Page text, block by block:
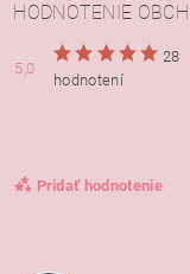
HODNOTENIE
5,0
28
hodnotení
Pridať hodnotenie